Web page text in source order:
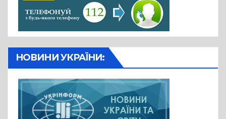
НОВИНИ УКРАЇНИ: